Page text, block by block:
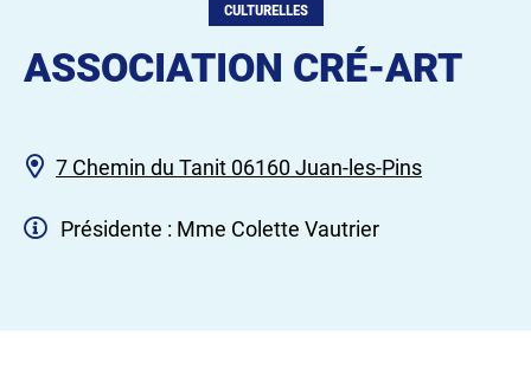
CULTURELLES
ASSOCIATION CRÉ-ART
7 Chemin du Tanit 06160 Juan-les-Pins
Présidente : Mme Colette Vautrier